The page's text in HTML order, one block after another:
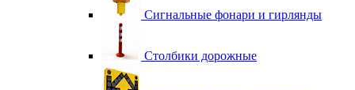
Сигнальные фонари и гирлянды
Столбики дорожные